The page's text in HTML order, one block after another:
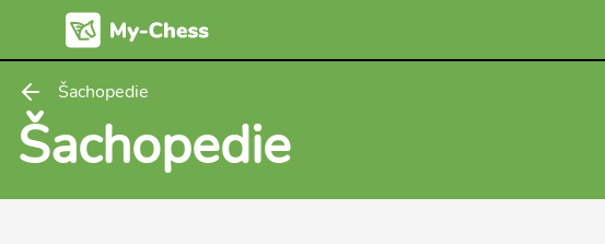
Šachopedie
Šachopedie